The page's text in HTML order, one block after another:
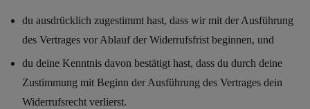
du ausdrücklich zugestimmt hast, dass wir mit der Ausführung
des Vertrages vor Ablauf der Widerrufsfrist beginnen, und
du deine Kenntnis davon bestätigt hast, dass du durch deine
Zustimmung mit Beginn der Ausführung des Vertrages dein
Widerrufsrecht verlierst.